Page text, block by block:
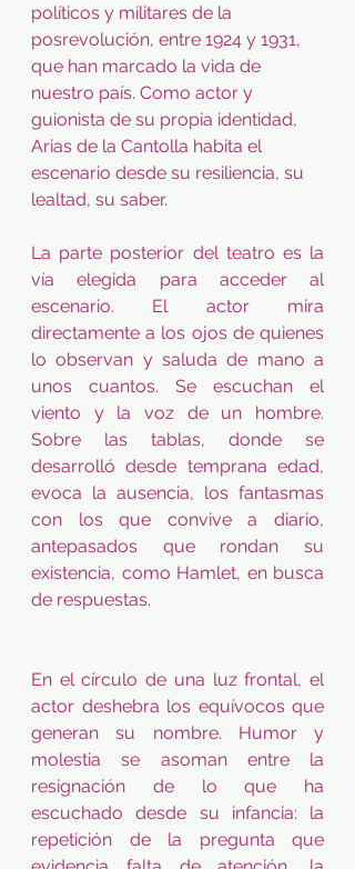
políticos y militares de la
posrevolución, entre 1924 y 1931,
que han marcado la vida de
nuestro país. Como actor y
guionista de su propia identidad,
Arias de la Cantolla habita el
escenario desde su resiliencia, su
lealtad, su saber.
La parte posterior del teatro es la
vía elegida para acceder al
escenario. El actor mira
directamente a los ojos de quienes
lo observan y saluda de mano a
unos cuantos. Se escuchan el
viento y la voz de un hombre.
Sobre las tablas, donde se
desarrolló desde temprana edad,
evoca la ausencia, los fantasmas
con los que convive a diario,
antepasados que rondan su
existencia, como Hamlet, en busca
de respuestas.
En el círculo de una luz frontal, el
actor deshebra los equívocos que
generan su nombre. Humor y
molestia se asoman entre la
resignación de lo que ha
escuchado desde su infancia: la
repetición de la pregunta que